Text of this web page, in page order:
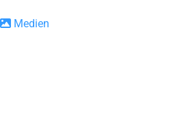
Medien